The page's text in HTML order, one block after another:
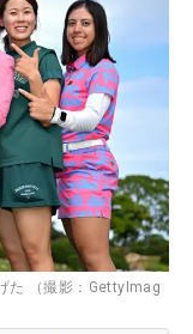
た （撮影：GettyImag